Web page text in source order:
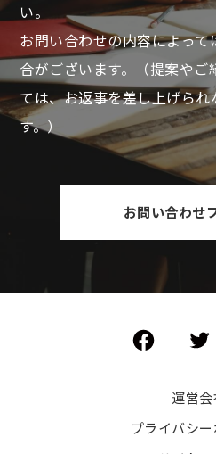
い。
お問い合わせの内容によっ
合がございます。
（提案や
ては、お返事を差し上げら
す。）
お問い合わせ
運営
プライバシ